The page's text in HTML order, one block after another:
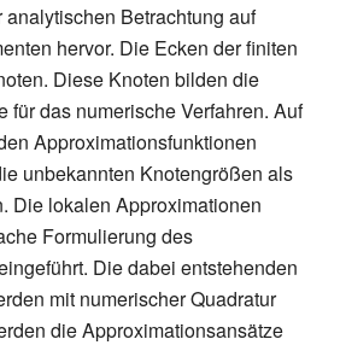
Betrachtung auf
hervor. Die Ecken der finiten
Diese Knoten bilden die
für das numerische Verfahren. Auf
Approximationsfunktionen
unbekannten Knotengrößen als
Die lokalen Approximationen
Formulierung des
Die dabei entstehenden
mit numerischer Quadratur
die Approximationsansätze